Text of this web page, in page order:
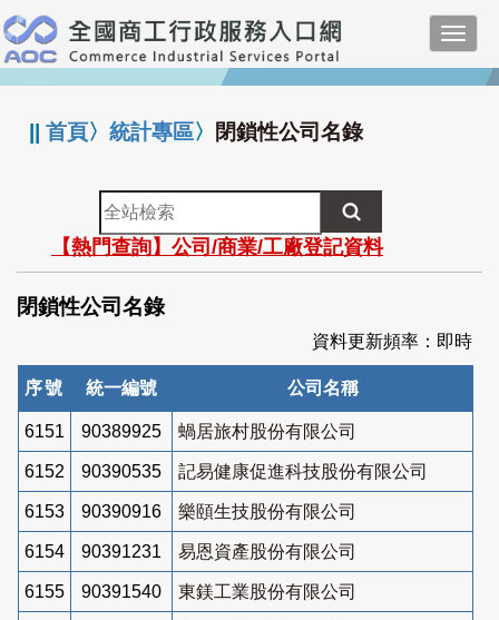
跳
到
主
要
:::
||首頁〉統計專區〉 閉鎖性公司名錄
全
站
檢
索
【熱門查詢】公司/商業/工廠登記資料
閉鎖性公司名錄
資料更新頻率：即時
序號 統一編號 公司名稱
6151 90389925 蝸居旅村股份有限公司
6152 90390535 記易健康促進科技股份有限公司
6153 90390916 樂頤生技股份有限公司
6154 90391231 易恩資產股份有限公司
6155 90391540 東鎂工業股份有限公司